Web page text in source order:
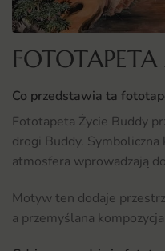
Co przedstawia ta
Fototapeta Życie Buddy
drogi Buddy.
atmosfera wprowadzają
Motyw ten dodaje
a przemyślana